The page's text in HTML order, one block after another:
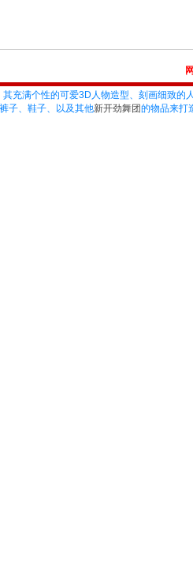
充满个性的可爱3D人物造型、刻画细致
子、鞋子、以及其他新开劲舞团的物品来打